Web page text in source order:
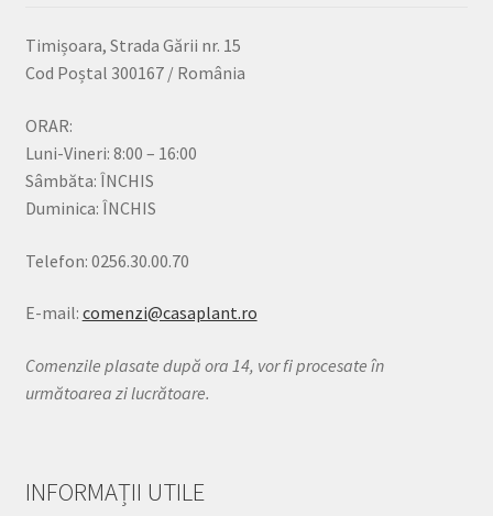
Timișoara, Strada Gării nr. 15
Cod Poștal 300167 / România
ORAR:
Luni-Vineri: 8:00 – 16:00
Sâmbăta: ÎNCHIS
Duminica: ÎNCHIS
Telefon: 0256.30.00.70
E-mail: comenzi@casaplant.ro
Comenzile plasate după ora 14, vor fi procesate în
următoarea zi lucrătoare.
INFORMAȚII UTILE